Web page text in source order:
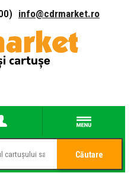
info@cdrmarket.ro
Căutare